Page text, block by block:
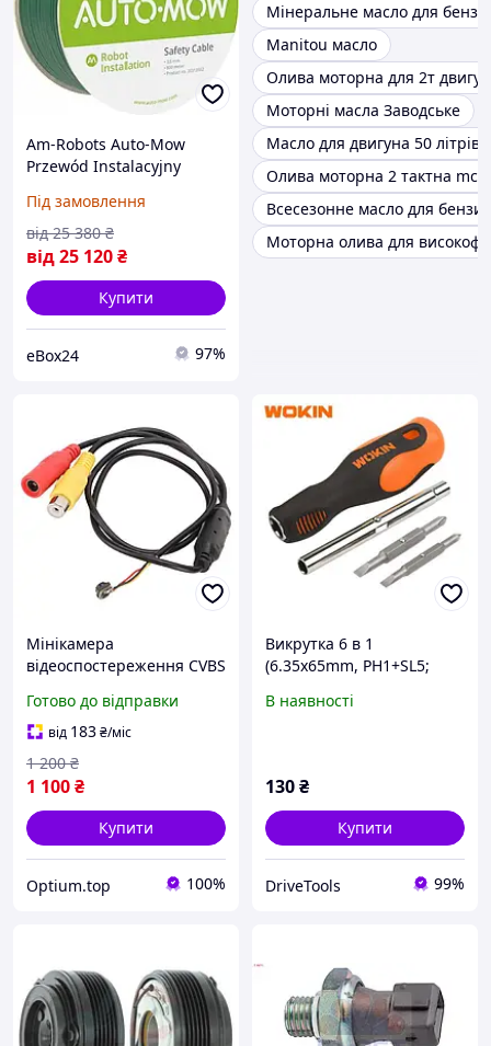
Am-Robots Auto-Mow
Przewód Instalacyjny
Automatycznej 3,6Mm X
800M 1941253 (на
Замовлення)
Під замовлення
від25 120₴
від 25 380 ₴
Купити
eBox24 97%
Мінеральне масло для
Manitou масло
Олива моторна для 2т
Моторні масла Заводське
Масло для двигуна 50 літрів
Олива моторна 2 тактна
Всесезонне масло для
Моторна олива для
Мінікамера
відеоспостереження CVBS
Готово до відправки
від 183₴/міс
1 100₴
1 200 ₴
Купити
Optium.top 100%
Викрутка 6 в 1
(6.35x65mm, PH1+SL5;
WK-206006 | WOKIN
В наявності
130₴
Купити
DriveTools 99%